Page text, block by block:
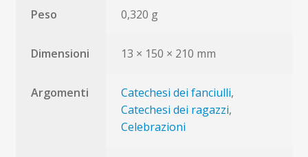
Peso 0,320 g
Dimensioni 13 × 150 × 210 mm
Argomenti Catechesi dei fanciulli,
Catechesi dei ragazzi,
Celebrazioni